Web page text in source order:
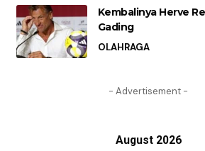
Kembalinya Herve
Gading
OLAHRAGA
- Advertisement -
August 2026